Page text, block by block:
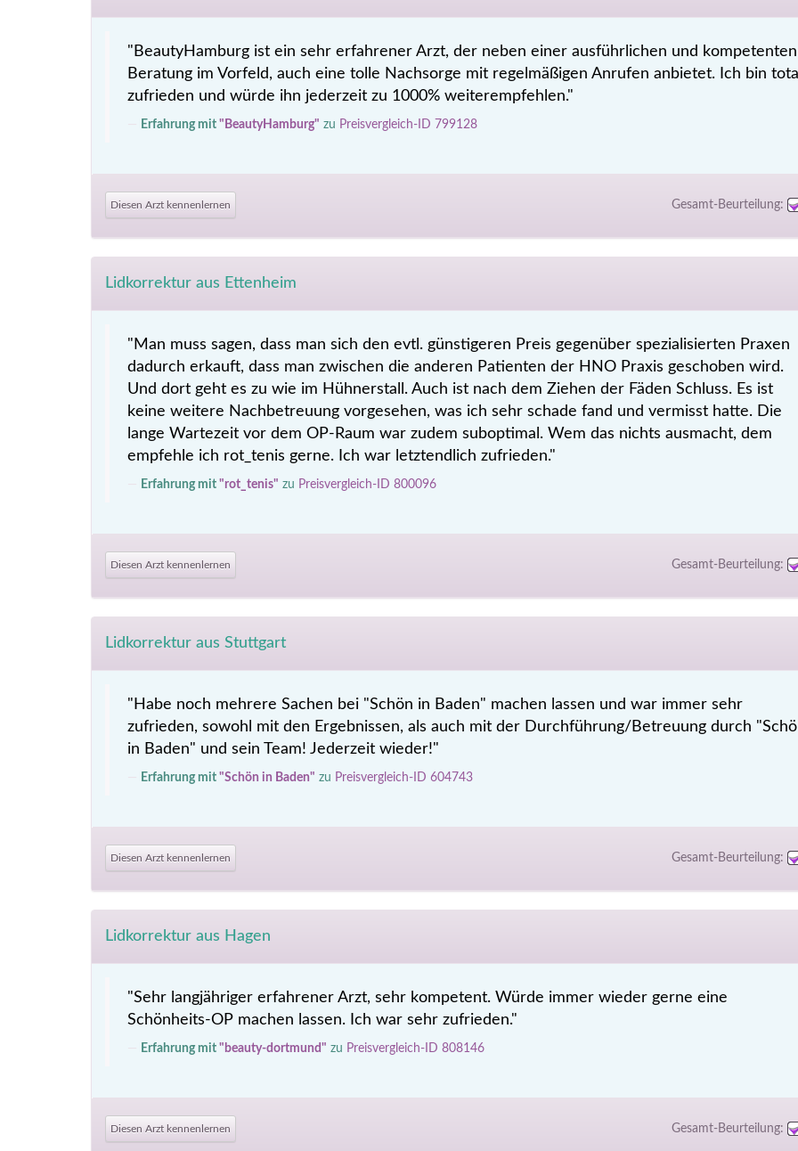
"BeautyHamburg ist ein sehr erfahrener Arzt, der neben einer ausführlichen und kompetenten
Beratung im Vorfeld, auch eine tolle Nachsorge mit regelmäßigen Anrufen anbietet. Ich bin
zufrieden und würde ihn jederzeit zu 1000% weiterempfehlen."
Erfahrung mit "BeautyHamburg" zu Preisvergleich-ID 799128
Diesen Arzt kennenlernen Gesamt-Beurteilung:
Lidkorrektur aus Ettenheim
"Man muss sagen, dass man sich den evtl. günstigeren Preis gegenüber spezialisierten Praxen
dadurch erkauft, dass man zwischen die anderen Patienten der HNO Praxis geschoben wird.
Und dort geht es zu wie im Hühnerstall. Auch ist nach dem Ziehen der Fäden Schluss. Es ist
keine weitere Nachbetreuung vorgesehen, was ich sehr schade fand und vermisst hatte. Die
lange Wartezeit vor dem OP-Raum war zudem suboptimal. Wem das nichts ausmacht, dem
empfehle ich rot_tenis gerne. Ich war letztendlich zufrieden."
Erfahrung mit "rot_tenis" zu Preisvergleich-ID 800096
Diesen Arzt kennenlernen Gesamt-Beurteilung:
Lidkorrektur aus Stuttgart
"Habe noch mehrere Sachen bei "Schön in Baden" machen lassen und war immer sehr
zufrieden, sowohl mit den Ergebnissen, als auch mit der Durchführung/Betreuung durch
in Baden" und sein Team! Jederzeit wieder!"
Erfahrung mit "Schön in Baden" zu Preisvergleich-ID 604743
Diesen Arzt kennenlernen Gesamt-Beurteilung:
Lidkorrektur aus Hagen
"Sehr langjähriger erfahrener Arzt, sehr kompetent. Würde immer wieder gerne eine
Schönheits-OP machen lassen. Ich war sehr zufrieden."
Erfahrung mit "beauty-dortmund" zu Preisvergleich-ID 808146
Diesen Arzt kennenlernen Gesamt-Beurteilung: